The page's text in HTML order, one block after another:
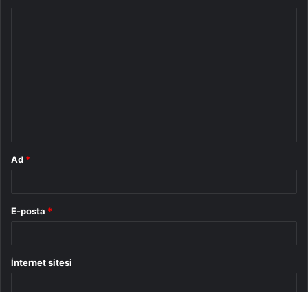
Ad *
E-posta *
İnternet sitesi